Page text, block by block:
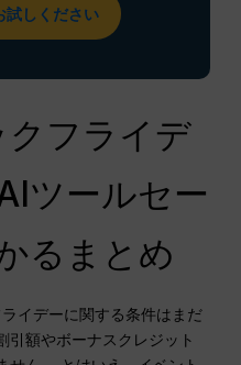
しください
フライデ
ツールセー
るまとめ
イデーに関する条件はまだ
引額やボーナスクレジット